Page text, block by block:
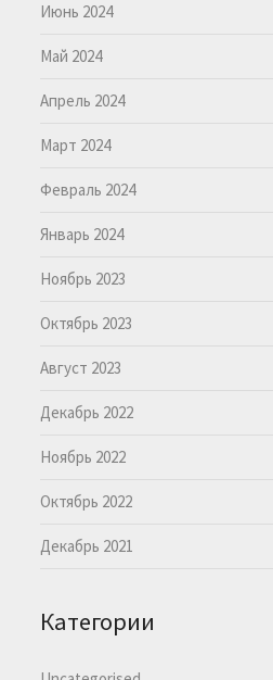
Июнь 2024
Май 2024
Апрель 2024
Март 2024
Февраль 2024
Январь 2024
Ноябрь 2023
Октябрь 2023
Август 2023
Декабрь 2022
Ноябрь 2022
Октябрь 2022
Декабрь 2021
Категории